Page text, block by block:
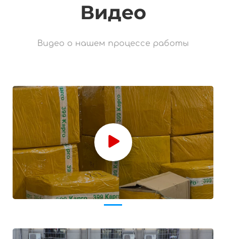
Видео
Видео о нашем процессе работы